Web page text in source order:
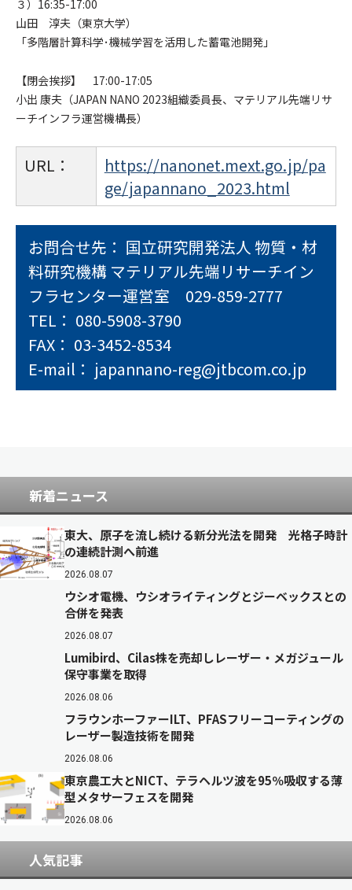
３）16:35-17:00
山田 淳夫（東京大学）
「多階層計算科学･機械学習を活用した蓄電池開発」
【閉会挨拶】 17:00-17:05
小出 康夫（JAPAN NANO 2023組織委員長、マテリアル先端リサ
ーチインフラ運営機構長）
URL：
https://nanonet.mext.go.jp/pa
ge/japannano_2023.html
お問合せ先： 国立研究開発法人 物質・材
料研究機構 マテリアル先端リサーチイン
フラセンター運営室 029-859-2777
TEL： 080-5908-3790
FAX： 03-3452-8534
E-mail： japannano-reg@jtbcom.co.jp
新着ニュース
東大、原子を流し続ける新分光法を開発 光格子時計
の連続計測へ前進
2026.08.07
ウシオ電機、ウシオライティングとジーベックスとの
合併を発表
2026.08.07
Lumibird、Cilas株を売却しレーザー・メガジュール
保守事業を取得
2026.08.06
フラウンホーファーILT、PFASフリーコーティングの
レーザー製造技術を開発
2026.08.06
東京農工大とNICT、テラヘルツ波を95％吸収する薄
型メタサーフェスを開発
2026.08.06
人気記事